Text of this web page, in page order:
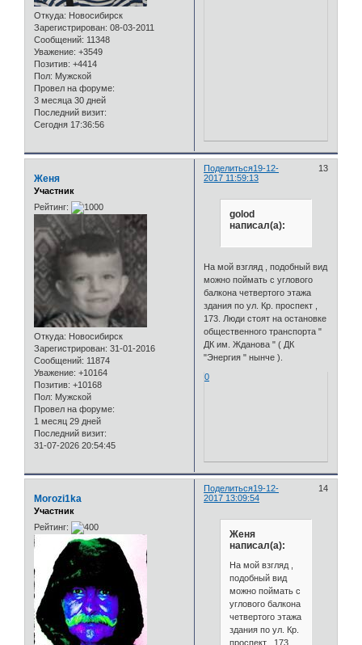
Откуда: Новосибирск
Зарегистрирован: 08-03-2011
Сообщений: 11348
Уважение: +3549
Позитив: +4414
Пол: Мужской
Провел на форуме:
3 месяца 30 дней
Последний визит:
Сегодня 17:36:56
Поделиться 13
19-12-
2017 11:59:13
Женя
Участник
Рейтинг:
Откуда: Новосибирск
Зарегистрирован: 31-01-2016
Сообщений: 11874
Уважение: +10164
Позитив: +10168
Пол: Мужской
Провел на форуме:
1 месяц 29 дней
Последний визит:
31-07-2026 20:54:45
golod
написал(а):
На мой взгляд , подобный вид
можно поймать с углового
балкона четвертого этажа
здания по ул. Кр. проспект ,
173. Люди стоят на остановке
общественного транспорта "
ДК им. Жданова " ( ДК
"Энергия " нынче ).
0
Поделиться 14
19-12-
2017 13:09:54
Morozi1ka
Участник
Рейтинг:
Женя
написал(а):
На мой взгляд ,
подобный вид
можно поймать с
углового балкона
четвертого этажа
здания по ул. Кр.
проспект , 173.